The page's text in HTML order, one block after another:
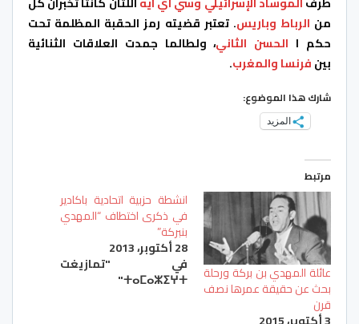
من الرباط وباريس. تعتبر قضيته رمز الحقبة المظلمة تحت
حكم ا الحسن الثاني، ولطالما جمدت العلاقات الثنائية
بينفرنساوالمغرب.
شارك هذا الموضوع:
المزيد
مرتبط
عائلة المهدي بن بركة ورحلة
بحث عن حقيقة عمرها نصف
قرن
انشطة حزبية اتحادية باكادير
في ذكرى اختطاف “المهدي
بنبركة”
28 أكتوبر، 2013
في "تمازيغت
ⵜⴰⵎⴰⵣⵉⵖⵜ"